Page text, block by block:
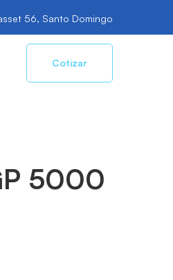
56, Santo Domingo
Cotizar
5000